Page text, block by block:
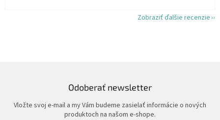
Zobraziť ďalšie recenzie
Odoberať newsletter
Vložte svoj e-mail a my Vám budeme zasielať informácie o nových
produktoch na našom e-shope.